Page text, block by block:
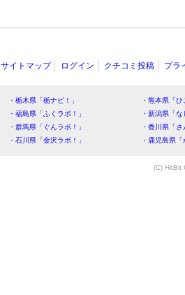
サイトマップ ログイン クチコミ投稿 プラ
・栃木県「栃ナビ！」
・熊本県「
・福島県「ふくラボ！」
・新潟県「
・群馬県「ぐんラボ！」
・香川県「
・石川県「金沢ラボ！」
・鹿児島県
(C) HitBit